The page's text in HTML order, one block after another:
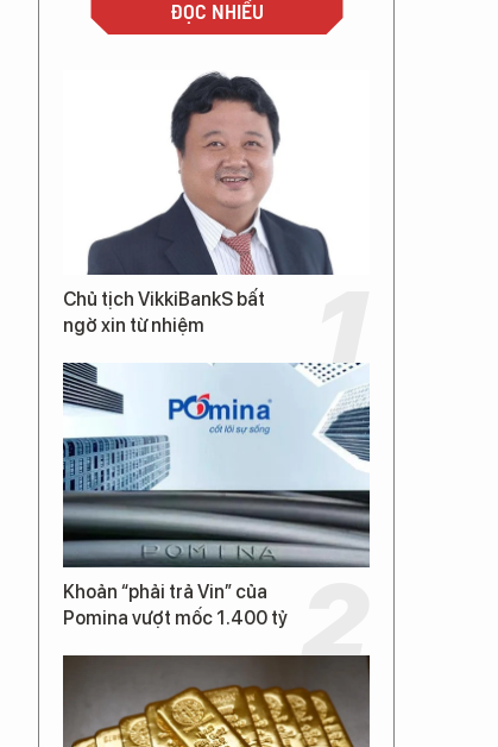
ĐỌC NHIỀU
Chủ tịch VikkiBankS bất
ngờ xin từ nhiệm
Khoản “phải trả Vin” của
Pomina vượt mốc 1.400 tỷ